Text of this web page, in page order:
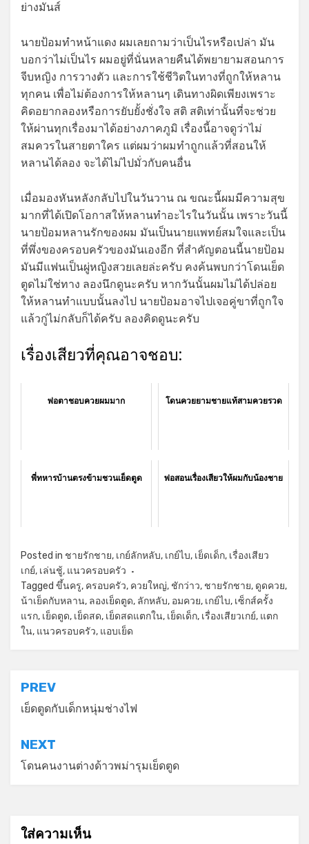
ย่างมันส์
นายป้อมทำหน้าแดง ผมเลยถามว่าเป็นไรหรือเปล่า มัน
บอกว่าไม่เป็นไร ผมอยู่ที่นั่นหลายคืนได้พยายามสอนการ
จีบหญิง การวางตัว และการใช้ชีวิตในทางที่ถูกให้หลาน
ทุกคน เพื่อไม่ต้องการให้หลานๆ เดินทางผิดเพียงเพราะ
คิดอยากลองหรือการยับยั้งชั่งใจ สติ สติเท่านั้นที่จะช่วย
ให้ผ่านทุกเรื่องมาได้อย่างภาคภูมิ เรื่องนี้อาจดูว่าไม่
สมควรในสายตาใคร แต่ผมว่าผมทำถูกแล้วที่สอนให้
หลานได้ลอง จะได้ไม่ไปมั่วกับคนอื่น
เมื่อมองหันหลังกลับไปในวันวาน ณ ขณะนี้ผมมีความสุข
มากที่ได้เปิดโอกาสให้หลานทำอะไรในวันนั้น เพราะวันนี้
นายป้อมหลานรักของผม มันเป็นนายแพทย์สมใจและเป็น
ที่พึ่งของครอบครัวของมันเองอีก ที่สำคัญตอนนี้นายป้อม
มันมีแฟนเป็นผู่หญิงสวยเลยล่ะครับ คงค้นพบกว่าโดนเย็ด
ตูดไม่ใช่ทาง ลองนึกดูนะครับ หากวันนั้นผมไม่ได้ปล่อย
ให้หลานทำแบบนั้นลงไป นายป้อมอาจไปเจอคู่ขาที่ถูกใจ
แล้วกู่ไม่กลับก็ได้ครับ ลองคิดดูนะครับ
เรื่องเสียวที่คุณอาจชอบ:
พ่อตาชอบควยผมมาก โดนควยยามชายแท้สามควยรวด
พี่ทหารบ้านตรงข้ามชวนเย็ดตูด พ่อสอนเรื่องเสียวให้ผมกับน้องชาย
Posted in ชายรักชาย, เกย์ลักหลับ, เกย์ไบ, เย็ดเด็ก, เรื่องเสียว
เกย์, เล่นชู้, แนวครอบครัว
Tagged ขึ้นครู, ครอบครัว, ควยใหญ่, ชักว่าว, ชายรักชาย, ดูดควย,
น้าเย็ดกับหลาน, ลองเย็ดตูด, ลักหลับ, อมควย, เกย์ไบ, เซ็กส์ครั้ง
แรก, เย็ดตูด, เย็ดสด, เย็ดสดแตกใน, เย็ดเด็ก, เรื่องเสียวเกย์, แตก
ใน, แนวครอบครัว, แอบเย็ด
แนะแนว
เรื่อง
PREV
เย็ดตูดกับเด็กหนุ่มช่างไฟ
NEXT
โดนคนงานต่างด้าวพม่ารุมเย็ดตูด
ใส่ความเห็น